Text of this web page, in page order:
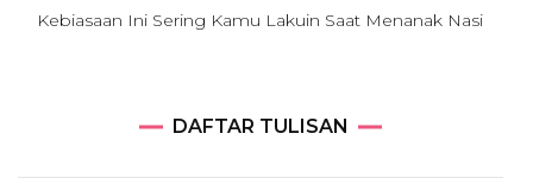
Kebiasaan Ini Sering Kamu Lakuin Saat Menanak Nasi
DAFTAR TULISAN
DAFTAR